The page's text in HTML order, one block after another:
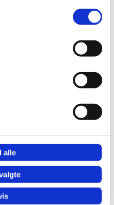
alle
manchmal
werden, aber
Behandlung völlig
ein Versuch